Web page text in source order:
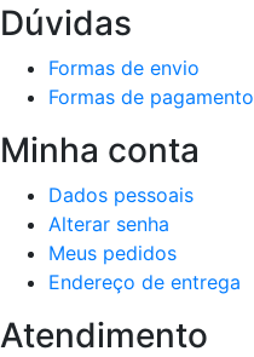
Dúvidas
Formas de envio
Formas de pagamento
Minha conta
Dados pessoais
Alterar senha
Meus pedidos
Endereço de entrega
Atendimento